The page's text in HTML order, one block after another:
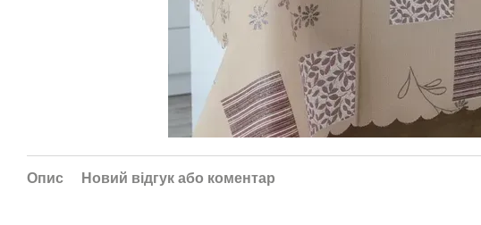
Опис Новий відгук або коментар